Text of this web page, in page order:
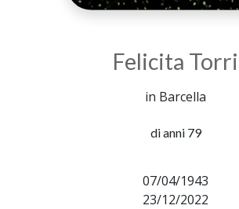
Felicita Torri
in Barcella
di anni 79
07/04/1943
23/12/2022